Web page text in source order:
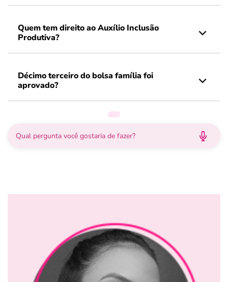
Quem tem direito ao Auxílio Inclusão
Produtiva?
Décimo terceiro do bolsa família foi
aprovado?